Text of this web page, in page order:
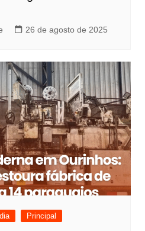
26 de agosto de 2025
Principal